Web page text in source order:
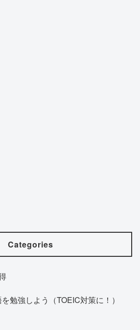
Categories
勉強しよう（TOEIC対策に！）